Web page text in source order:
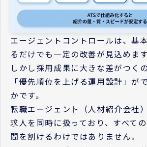
エージェントコントロールは、基
るだけでも一定の改善が見込めます
しかし採用成果に大きな差がつく
「優先順位を上げる運用設計」が
かです。
転職エージェント（人材紹介会社
求人を同時に扱っており、すべて
間を割けるわけではありません。